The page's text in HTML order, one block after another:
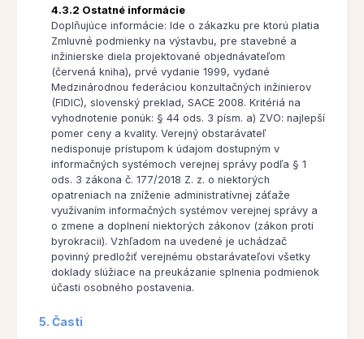
4.3.2 Ostatné informácie
Doplňujúce informácie: Ide o zákazku pre ktorú platia
Zmluvné podmienky na výstavbu, pre stavebné a
inžinierske diela projektované objednávateľom
(červená kniha), prvé vydanie 1999, vydané
Medzinárodnou federáciou konzultačných inžinierov
(FIDIC), slovenský preklad, SACE 2008. Kritériá na
vyhodnotenie ponúk: § 44 ods. 3 písm. a) ZVO: najlepší
pomer ceny a kvality. Verejný obstarávateľ
nedisponuje prístupom k údajom dostupným v
informačných systémoch verejnej správy podľa § 1
ods. 3 zákona č. 177/2018 Z. z. o niektorých
opatreniach na zníženie administratívnej záťaže
využívaním informačných systémov verejnej správy a
o zmene a doplnení niektorých zákonov (zákon proti
byrokracii). Vzhľadom na uvedené je uchádzač
povinný predložiť verejnému obstarávateľovi všetky
doklady slúžiace na preukázanie splnenia podmienok
účasti osobného postavenia.
5. Časti